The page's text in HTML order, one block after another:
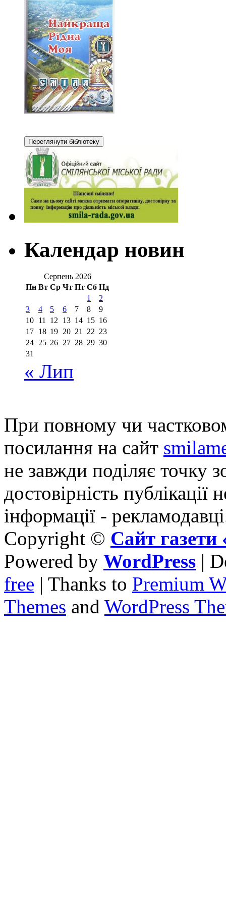
Календар новин
Серпень 2026
Пн Вт Ср Чт Пт Сб Нд
1
2
3
4 5 6 7 8
9
10 11 12 13 14 15 16
17 18 19 20 21 22 23
24 25 26 27 28 29 30
31
« Лип
При повному чи
посилання на сайт
не завжди поділяє точку
достовірність публікації
інформації -
Copyright © Сайт
Powered by WordPress |
free | Thanks to Premium
Themes and WordPress